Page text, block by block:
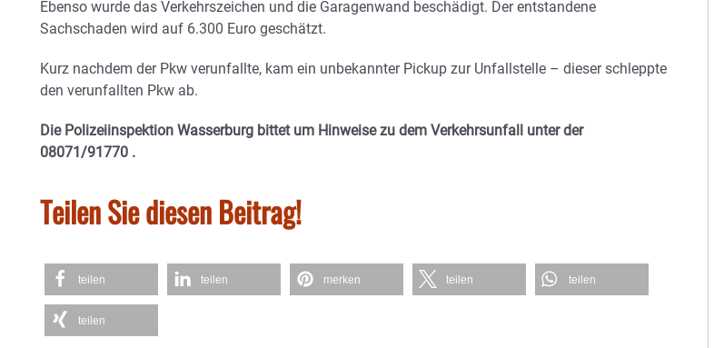
Ebenso wurde das Verkehrszeichen und die Garagenwand beschädigt. Der entstandene
Sachschaden wird auf 6.300 Euro geschätzt.
Kurz nachdem der Pkw verunfallte, kam ein unbekannter Pickup zur Unfallstelle – dieser schleppte
den verunfallten Pkw ab.
Die Polizeiinspektion Wasserburg bittet um Hinweise zu dem Verkehrsunfall unter der
08071/91770 .
Teilen Sie diesen Beitrag!
teilen teilen merken teilen teilen
teilen